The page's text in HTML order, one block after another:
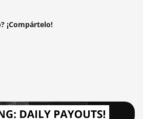
¡Compártelo!